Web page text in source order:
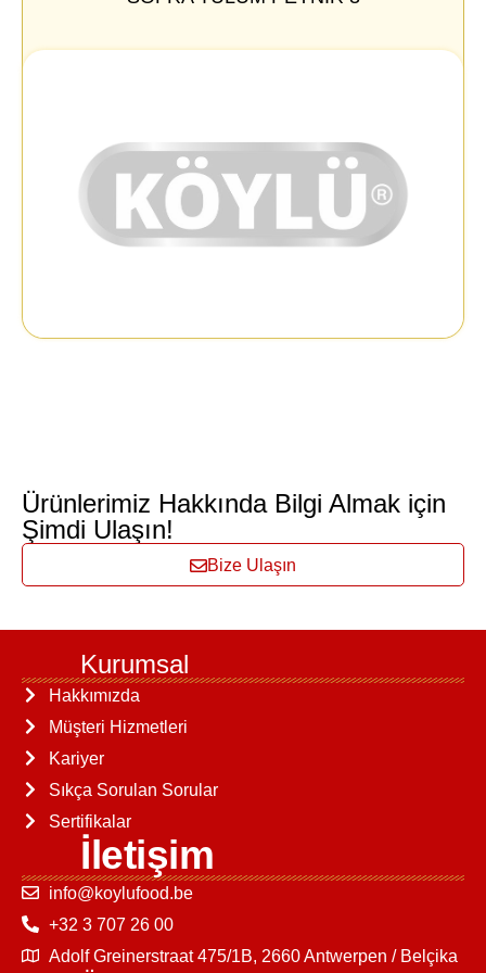
Ürünlerimiz Hakkında Bilgi Almak için
Şimdi Ulaşın!
Bize Ulaşın
Kurumsal
Hakkımızda
Müşteri Hizmetleri
Kariyer
Sıkça Sorulan Sorular
Sertifikalar
İletişim
info@koylufood.be
+32 3 707 26 00
Adolf Greinerstraat 475/1B, 2660 Antwerpen / Belçika